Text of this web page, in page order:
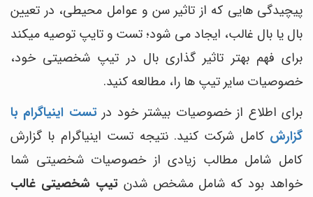
پیچیدگی هایی که از تاثیر سن و عوامل محیطی، در تعیین
بال یا بال غالب، ایجاد می شود؛ تست و تایپ توصیه میکند
برای فهم بهتر تاثیر گذاری بال در تیپ شخصیتی خود،
خصوصیات سایر تیپ ها را، مطالعه کنید.
برای اطلاع از خصوصیات بیشتر خود درتست اینیاگرام با
گزارش کامل شرکت کنید. نتیجه تست اینیاگرام با گزارش
کامل شامل مطالب زیادی از خصوصیات شخصیتی شما
خواهد بود که شامل مشخص شدنتیپ شخصیتی غالب